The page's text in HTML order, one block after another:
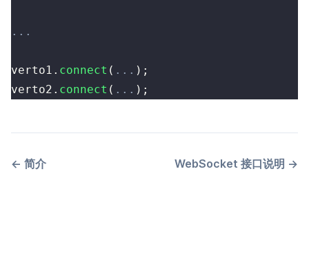
...
verto1 . connect ( ... ) ;
verto2 . connect ( ... ) ;
← 简介 WebSocket 接口说明 →